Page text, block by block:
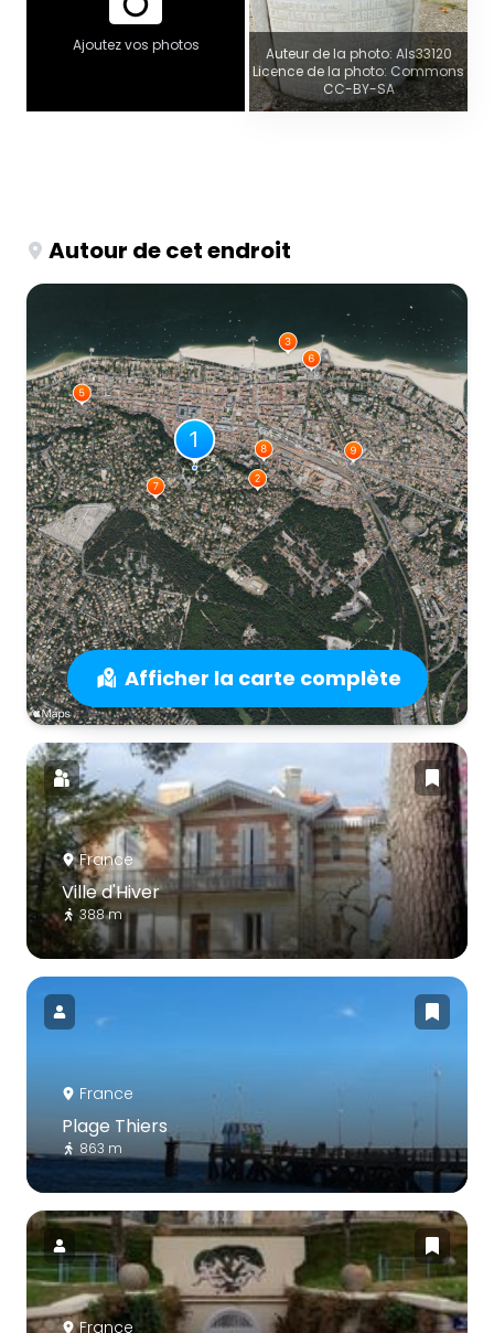
Ajoutez vos photos
Auteur de la photo: Als33120
Licence de la photo: Commons
CC-BY-SA
Autour de cet endroit
Afficher la carte complète
France
Ville d'Hiver
388 m
France
Plage Thiers
863 m
France